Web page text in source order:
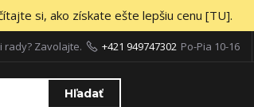
si, ako získate ešte lepšiu cenu [TU].
Hľadať
rady? Zavolajte. +421 949747302 Po-Pia 10-16